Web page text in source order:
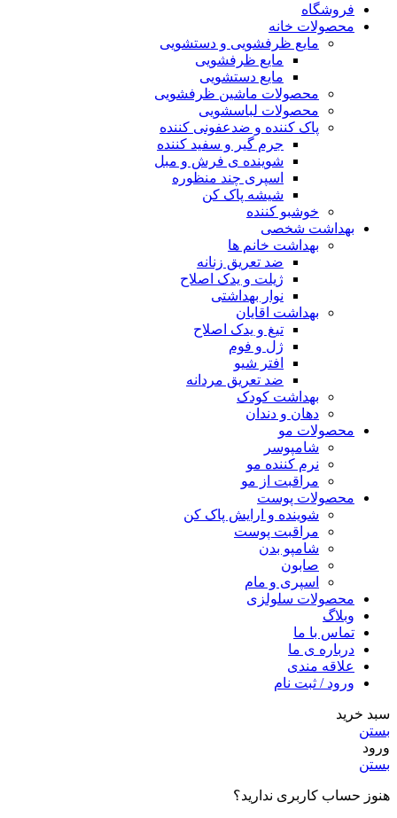
فروشگاه
محصولات خانه
مایع ظرفشویی و دستشویی
مایع ظرفشویی
مایع دستشویی
محصولات ماشین ظرفشویی
محصولات لباسشویی
پاک کننده و ضدعفونی کننده
جرم گیر و سفید کننده
شوینده ی فرش و مبل
اسپری چند منظوره
شیشه پاک کن
خوشبو کننده
بهداشت شخصی
بهداشت خانم ها
ضد تعریق زنانه
ژیلت و یدک اصلاح
نوار بهداشتی
بهداشت اقایان
تیغ و یدک اصلاح
ژل و فوم
افتر شیو
ضد تعریق مردانه
بهداشت کودک
دهان و دندان
محصولات مو
شامپوسر
نرم کننده مو
مراقبت از مو
محصولات پوست
شوینده و ارایش پاک کن
مراقبت پوست
شامپو بدن
صابون
اسپری و مام
محصولات سلولزی
وبلاگ
تماس با ما
درباره ی ما
علاقه مندی
ورود / ثبت نام
سبد خرید
بستن
ورود
بستن
هنوز حساب کاربری ندارید؟